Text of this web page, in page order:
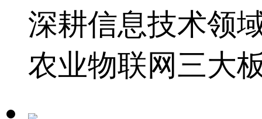
深耕信息技术领
农业物联网三大